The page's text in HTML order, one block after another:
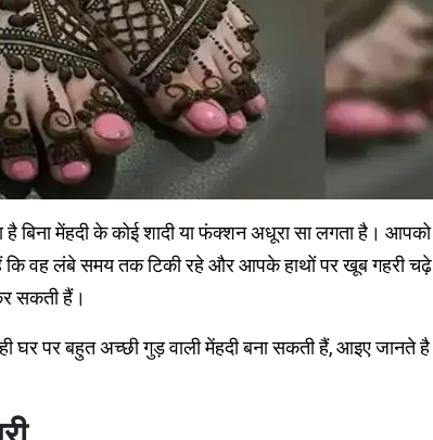
है बिना मेंहदी के कोई शादी या फंक्शन अधूरा सा लगता है। आपको
कि वह लंबे समय तक टिकी रहे और आपके हाथों पर खूब गहरी चढ़े
सकती हैं।
पर बहुत अच्छी गुड़ वाली मेंहदी बना सकती हैं, आइए जानते है